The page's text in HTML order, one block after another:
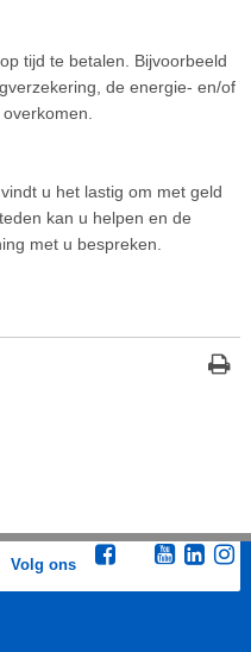
tijd te betalen. Bijvoorbeeld
de energie- en/of
u het lastig om met geld
kan u helpen en de
met u bespreken.
Volg ons